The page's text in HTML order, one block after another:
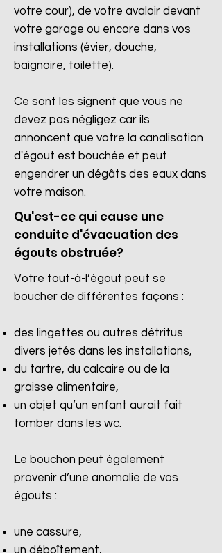
votre cour), de votre avaloir devant
votre garage ou encore dans vos
installations (évier, douche,
baignoire, toilette).
Ce sont les signent que vous ne
devez pas négligez car ils
annoncent que votre la canalisation
d'égout est bouchée et peut
engendrer un dégâts des eaux dans
votre maison.
Qu'est-ce qui cause une
conduite d'évacuation des
égouts obstruée?
Votre tout-à-l’égout peut se
boucher de différentes façons :
des lingettes ou autres détritus
divers jetés dans les installations,
du tartre, du calcaire ou de la
graisse alimentaire,
un objet qu’un enfant aurait fait
tomber dans les wc.
Le bouchon peut également
provenir d’une anomalie de vos
égouts :
une cassure,
un déboîtement,